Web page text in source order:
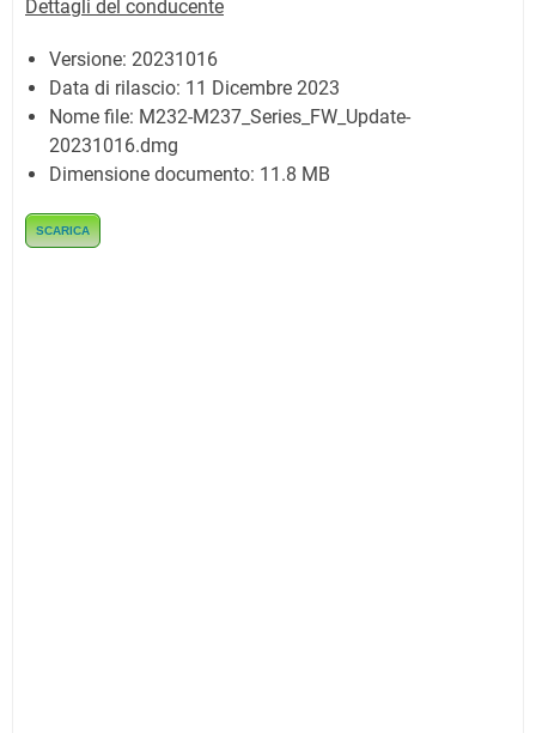
Dettagli del conducente
Versione: 20231016
Data di rilascio: 11 Dicembre 2023
Nome file: M232-M237_Series_FW_Update-
20231016.dmg
Dimensione documento: 11.8 MB
SCARICA